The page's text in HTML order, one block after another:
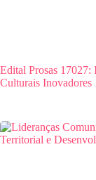
Edital Prosas 17027:
Culturais Inovadores